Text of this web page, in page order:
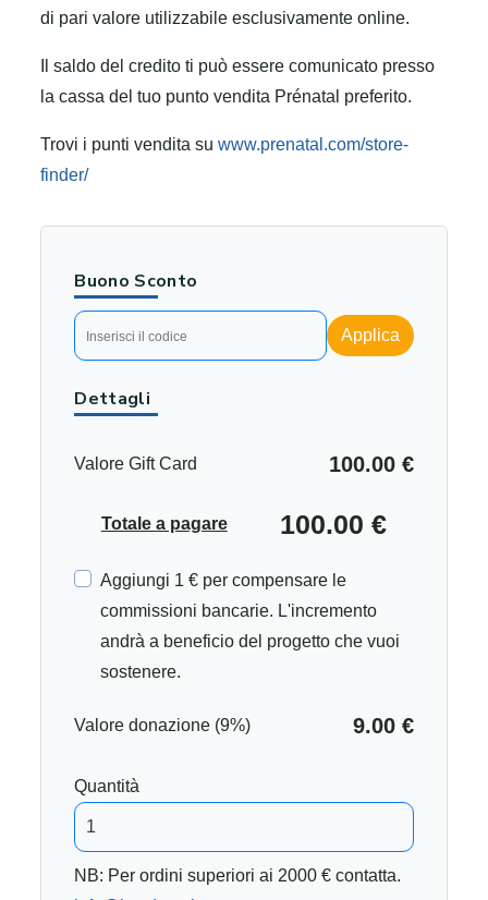
di pari valore utilizzabile esclusivamente online.
Il saldo del credito ti può essere comunicato presso
la cassa del tuo punto vendita Prénatal preferito.
Trovi i punti vendita suwww.prenatal.com/store-
finder/
Buono Sconto
Applica
Dettagli
Valore Gift Card 100.00 €
Totale a pagare 100.00 €
Aggiungi 1 € per compensare le
commissioni bancarie. L'incremento
andrà a beneficio del progetto che vuoi
sostenere.
Valore donazione (9%) 9.00 €
Quantità
NB: Per ordini superiori ai 2000 € contatta.